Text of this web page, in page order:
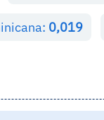
0,019